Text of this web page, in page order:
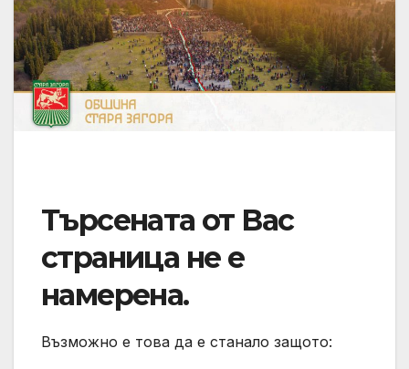
Търсената от Вас
страница не е
намерена.
Възможно е това да е станало защото: